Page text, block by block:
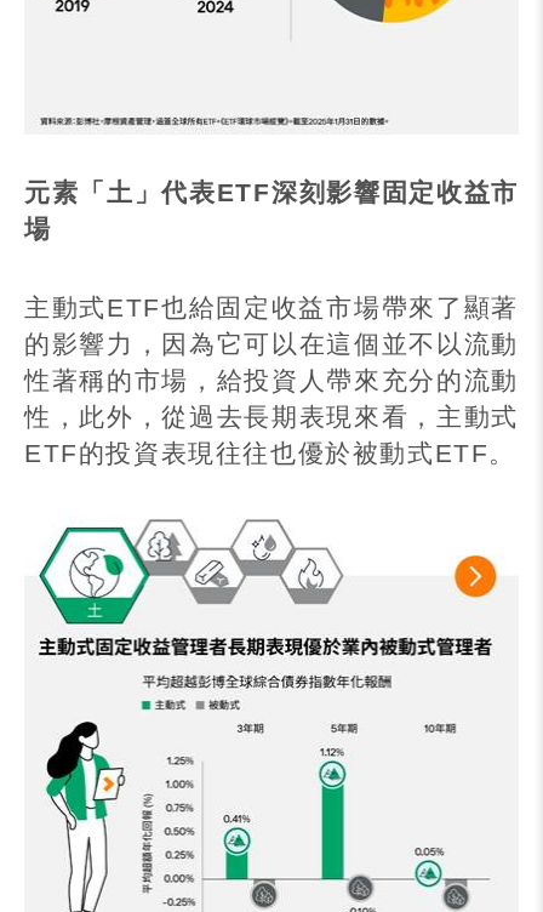
元素「土」代表ETF深刻影響固定收益市
場
主動式ETF也給固定收益市場帶來了顯著
的影響力，因為它可以在這個並不以流動
性著稱的市場，給投資人帶來充分的流動
性，此外，從過去長期表現來看，主動式
ETF的投資表現往往也優於被動式ETF。